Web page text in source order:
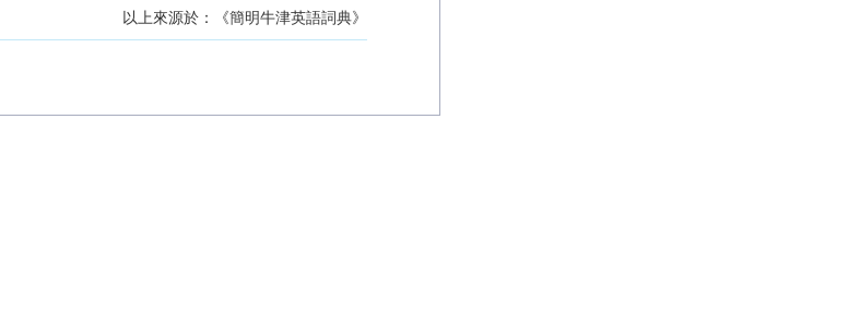
以上來源於：《簡明牛津英語詞典》